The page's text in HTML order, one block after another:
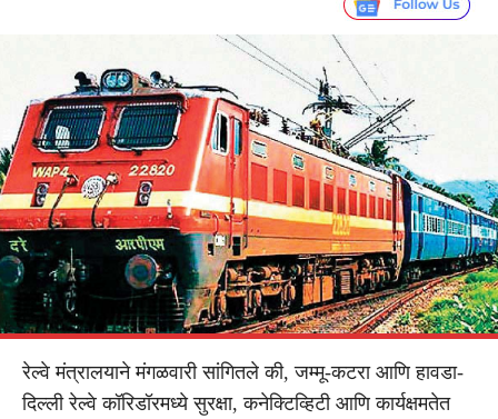
रेल्वे मंत्रालयाने मंगळवारी सांगितले की, जम्मू-कटरा आणि हावडा-
दिल्ली रेल्वे कॉरिडॉरमध्ये सुरक्षा, कनेक्टिव्हिटी आणि कार्यक्षमतेत